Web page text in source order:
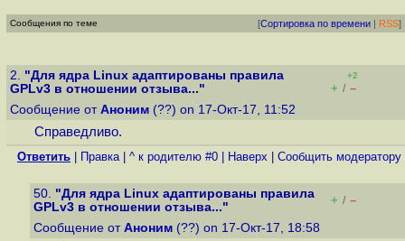
Сообщения по теме [Сортировка по времени | RSS]
2. "Для ядра Linux адаптированы правила
GPLv3 в отношении отзыва..."
+2
+ / –
Сообщение от Аноним (??) on 17-Окт-17, 11:52
Справедливо.
Ответить Правка| ^ к родителю #0 Наверх Cообщить модератору
50. "Для ядра Linux адаптированы правила
GPLv3 в отношении отзыва..."
+ / –
Сообщение от Аноним (??) on 17-Окт-17, 18:58